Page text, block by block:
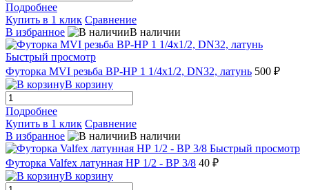
Подробнее
Купить в 1 клик Сравнение
В избранное
В наличии
Быстрый просмотр
Футорка MVI резьба ВР-НР 1 1/4х1/2, DN32, латунь 500 ₽
В корзину
Подробнее
Купить в 1 клик Сравнение
В избранное
В наличии
Быстрый просмотр
Футорка Valfex латунная НР 1/2 - ВР 3/8 40 ₽
В корзину